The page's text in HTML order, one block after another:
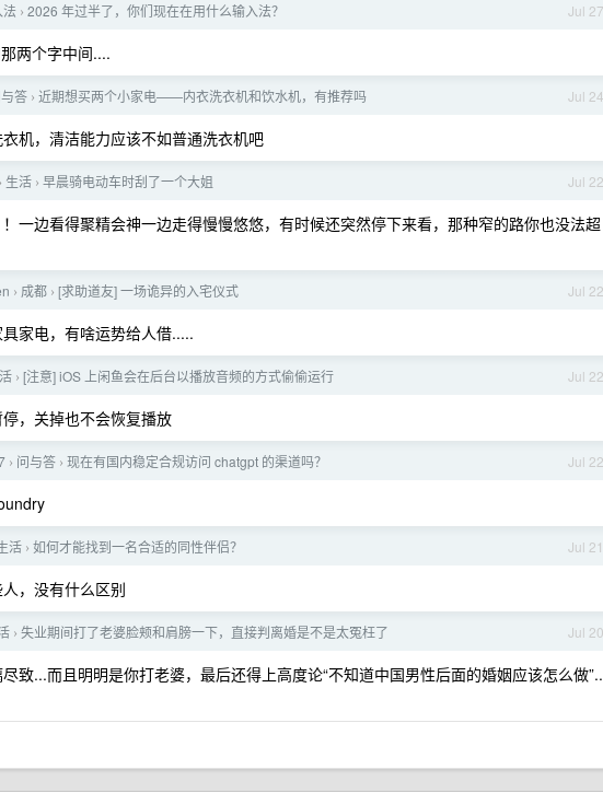
Jul 27
法 › 2026 年过半了，你们现在在用什么输入法？
两个字中间....
Jul 24
答 › 近期想买两个小家电——内衣洗衣机和饮水机，有推荐吗
机，清洁能力应该不如普通洗衣机吧
Jul 22
› 生活 › 早晨骑电动车时刮了一个大姐
一边看得聚精会神一边走得慢慢悠悠，有时候还突然停下来看，那种窄的路你也没法超
Jul 22
› 成都 › [求助道友] 一场诡异的入宅仪式
家电，有啥运势给人借.....
Jul 22
› [注意] iOS 上闲鱼会在后台以播放音频的方式偷偷运行
，关掉也不会恢复播放
Jul 22
› 问与答 › 现在有国内稳定合规访问 chatgpt 的渠道吗？
Jul 21
活 › 如何才能找到一名合适的同性伴侣？
，没有什么区别
Jul 20
› 失业期间打了老婆脸颊和肩膀一下，直接判离婚是不是太冤枉了
致...而且明明是你打老婆，最后还得上高度论“不知道中国男性后面的婚姻应该怎么做